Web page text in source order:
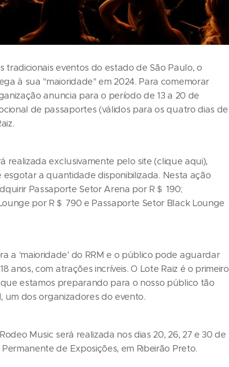
tradicionais eventos do estado de São Paulo, o
à sua "maioridade" em 2024. Para comemorar
anuncia para o período de 13 a 20 de
de passaportes (válidos para os quatro dias de
realizada exclusivamente pelo site (clique aqui),
a quantidade disponibilizada. Nesta ação
Passaporte Setor Arena por R＄ 190;
por R＄ 790 e Passaporte Setor Black Lounge
a 'maioridade' do RRM e o público pode aguardar
anos, com atrações incríveis. O Lote Raiz é o primeiro
estamos preparando para o nosso público tão
um dos organizadores do evento.
Music será realizada nos dias 20, 26, 27 e 30 de
de Exposições, em Ribeirão Preto.